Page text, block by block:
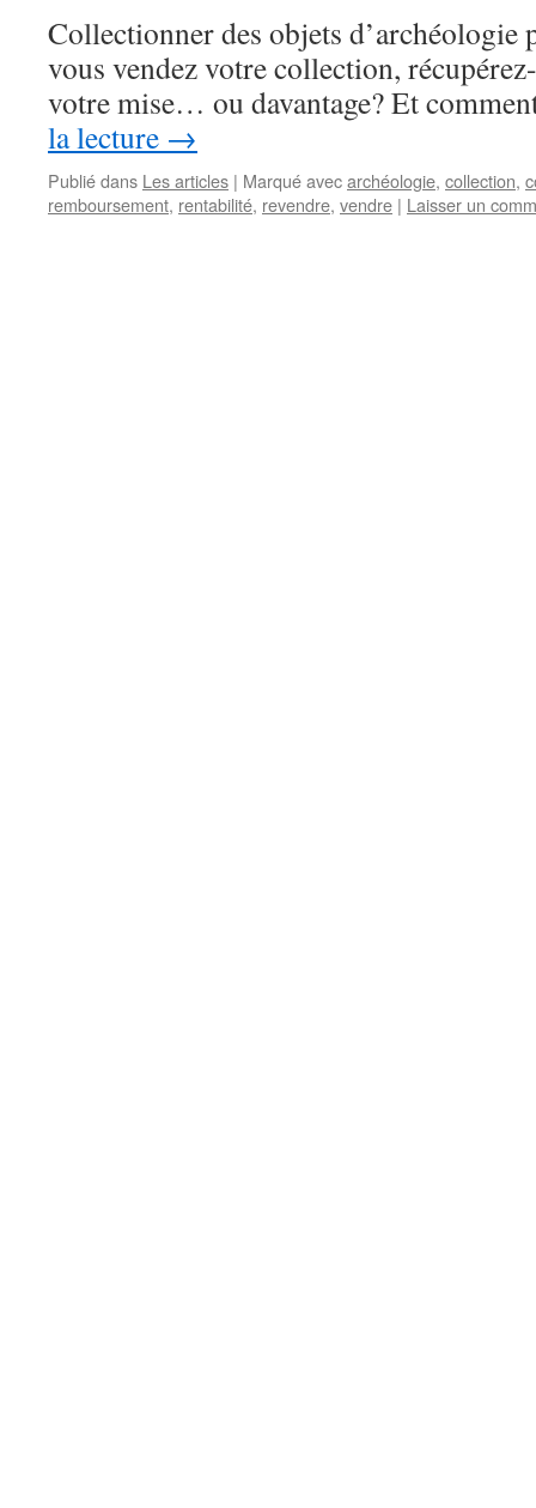
Collectionner des objets d’archéologie
vous vendez votre collection,
votre mise… ou davantage? Et
la lecture →
Publié dans Les articles | Marqué avecarchéologie, collection,
remboursement, rentabilité, revendre, vendre | Laisser un